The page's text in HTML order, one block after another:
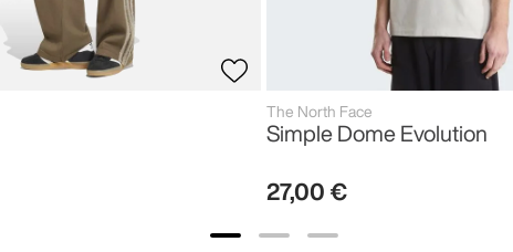
The North Face
Simple Dome Evolution
27,00 €